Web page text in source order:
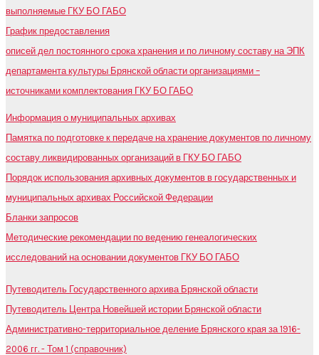
выполняемые ГКУ БО ГАБО
График предоставления
описей дел постоянного срока хранения и по личному составу на ЭПК
департамента культуры Брянской области организациями –
источниками комплектования ГКУ БО ГАБО
Информация о муниципальных архивах
Памятка по подготовке к передаче на хранение документов по личному
составу ликвидированных организаций в ГКУ БО ГАБО
Порядок использования архивных документов в государственных и
муниципальных архивах Российской Федерации
Бланки запросов
Методические рекомендации по ведению генеалогических
исследований на основании документов ГКУ БО ГАБО
Путеводитель Государственного архива Брянской области
Путеводитель Центра Новейшей истории Брянской области
Административно-территориальное деление Брянского края за 1916-
2006 гг. - Том 1 (справочник)